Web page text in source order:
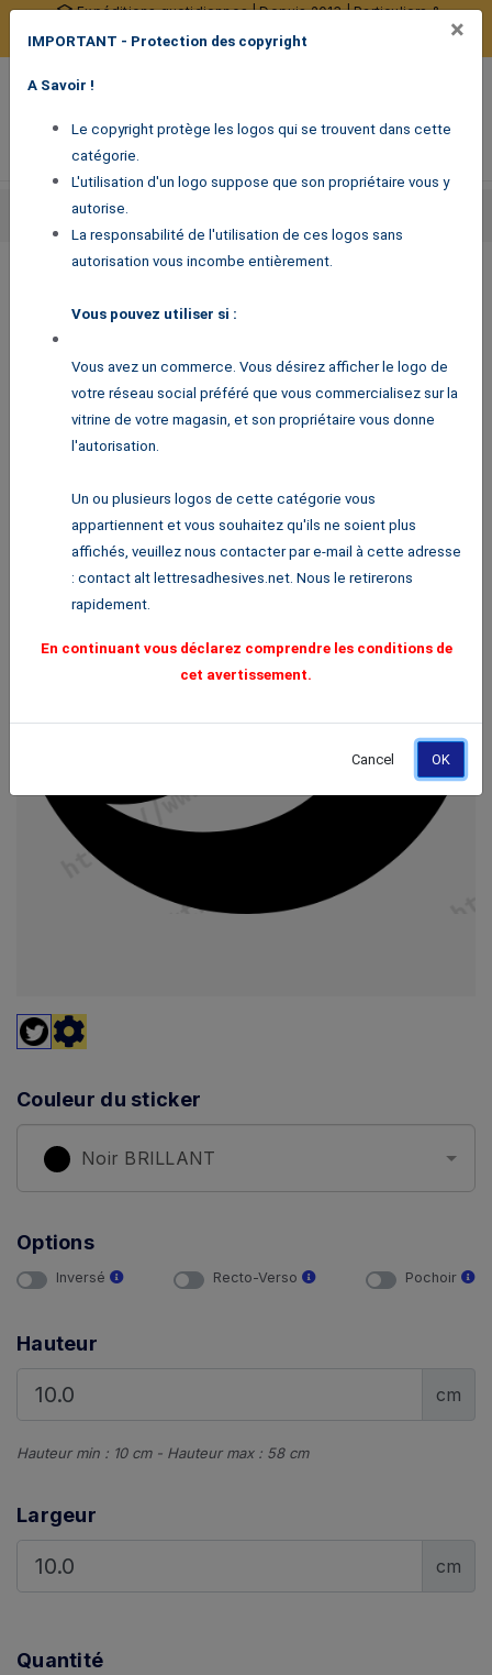
Expéditions quotidiennes | Depuis 2013 | Particuliers &
10377 avis certifiés
0
Stickers pour professionnels
Logo Twitter plein
2,90€
Couleur du sticker
Noir BRILLANT
Options
Inversé Recto-Verso Pochoir
Hauteur
cm
Hauteur min : 10 cm - Hauteur max : 58 cm
Largeur
cm
Quantité
×
IMPORTANT - Protection des copyright
A Savoir !
Le copyright protège les logos qui se trouvent dans cette
catégorie.
L'utilisation d'un logo suppose que son propriétaire vous y
autorise.
La responsabilité de l'utilisation de ces logos sans
autorisation vous incombe entièrement.
Vous pouvez utiliser si :
Vous avez un commerce. Vous désirez afficher le logo de
votre réseau social préféré que vous commercialisez sur la
vitrine de votre magasin, et son propriétaire vous donne
l'autorisation.
Un ou plusieurs logos de cette catégorie vous
appartiennent et vous souhaitez qu'ils ne soient plus
affichés, veuillez nous contacter par e-mail à cette adresse
: contact alt lettresadhesives.net. Nous le retirerons
rapidement.
En continuant vous déclarez comprendre les conditions de
cet avertissement.
Cancel OK